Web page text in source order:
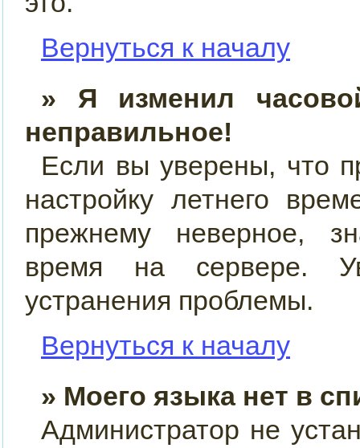
Вернуться к началу
» Я изменил
неправильное!
Если вы уверены, что
настройку летнего
прежнему неверное,
время на сервере.
устранения проблемы.
Вернуться к началу
» Моего языка нет в
Администратор не